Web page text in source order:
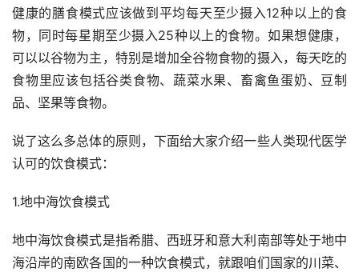
健康的膳食模式应该做到平均每天至少摄入12种以上的食
物，同时每星期至少摄入25种以上的食物。如果想健康，
可以以谷物为主，特别是增加全谷物食物的摄入，每天吃的
食物里应该包括谷类食物、蔬菜水果、畜禽鱼蛋奶、豆制
品、坚果等食物。
说了这么多总体的原则，下面给大家介绍一些人类现代医学
认可的饮食模式：
1.地中海饮食模式
地中海饮食模式是指希腊、西班牙和意大利南部等处于地中
海沿岸的南欧各国的一种饮食模式，就跟咱们国家的川菜、